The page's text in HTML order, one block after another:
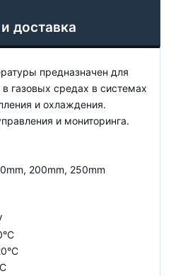
доставка
предназначен для
газовых средах в системах
и охлаждения.
и мониторинга.
200mm, 250mm